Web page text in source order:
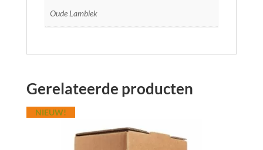
Oude Lambiek
Gerelateerde producten
NIEUW!